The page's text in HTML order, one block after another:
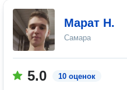
Марат Н.
Самара
5.0 10 оценок